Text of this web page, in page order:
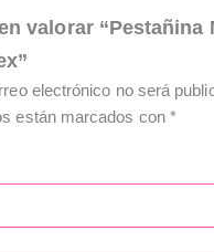
valorar “Pestañina
electrónico no será
están marcados con *